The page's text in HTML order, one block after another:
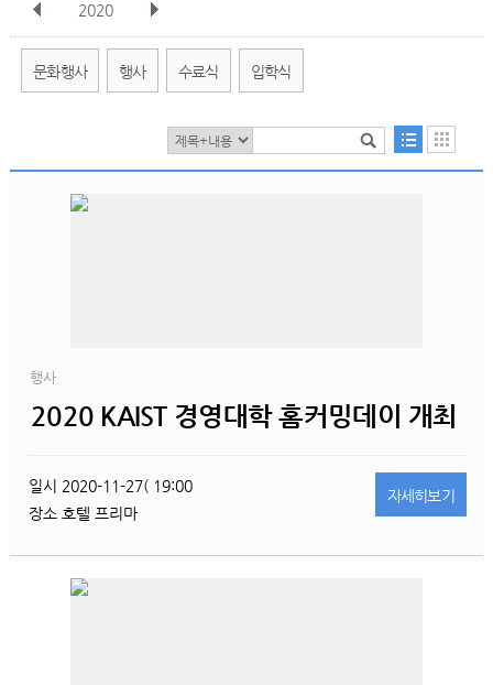
2020
전체 1월 2월 4월 5월 6월
문화행사 행사 수료식 입학식
행사
2020 KAIST 경영대학 홈커밍데이 개최
일시 2020-11-27( 19:00
장소 호텔 프리마
자세히보기